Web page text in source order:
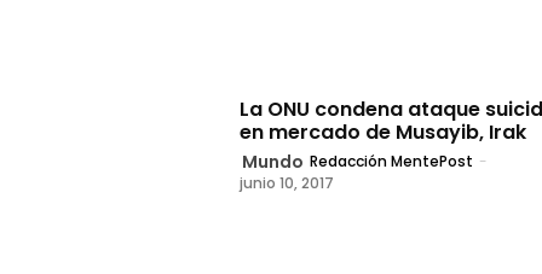
La ONU condena ataque
en mercado de Musayib, Irak
Mundo Redacción MentePost -
junio 10, 2017